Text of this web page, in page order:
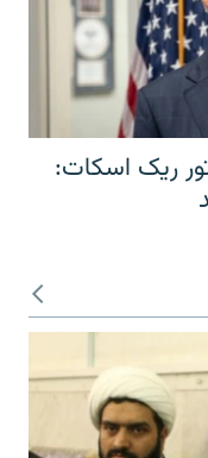
ریک اسکات: